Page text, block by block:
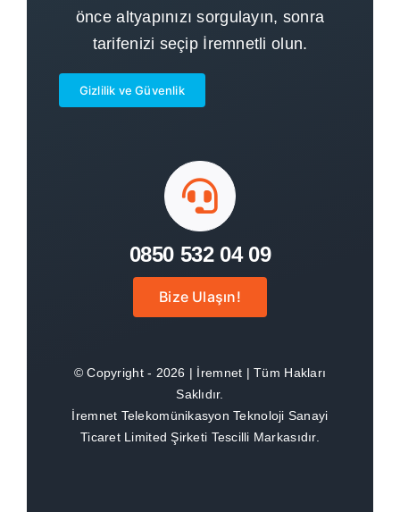
Altyapı Sorgula
İremnetli Ol
önce altyapınızı sorgulayın, sonra
tarifenizi seçip İremnetli olun.
Gizlilik ve Güvenlik
0850 532 04 09
Bize Ulaşın!
© Copyright - 2026 | İremnet | Tüm Hakları
Saklıdır.
İremnet Telekomünikasyon Teknoloji Sanayi
Ticaret Limited Şirketi Tescilli Markasıdır.